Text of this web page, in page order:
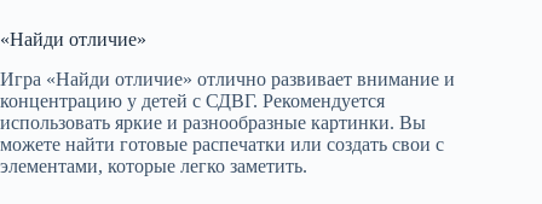
«Найди отличие»
Игра «Найди отличие» отлично развивает внимание и
концентрацию у детей с СДВГ. Рекомендуется
использовать яркие и разнообразные картинки. Вы
можете найти готовые распечатки или создать свои с
элементами, которые легко заметить.